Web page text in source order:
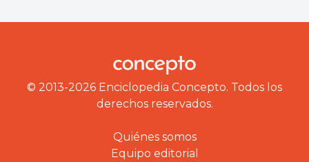
© 2013-2026 Enciclopedia Concepto. Todos los
derechos reservados.
Quiénes somos
Equipo editorial